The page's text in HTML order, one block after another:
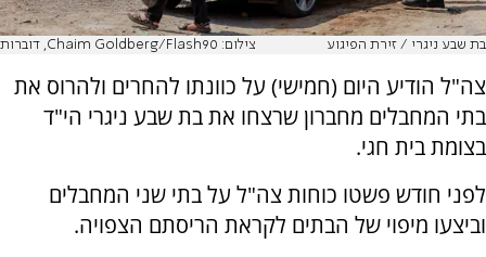
בת שבע ניגרי / זירת הפיגוע צילום: Chaim Goldberg/Flash90, דוברות
צה"ל הודיע היום (חמישי) על כוונתו להחרים ולהרוס את
בתי המחבלים מחברון שרצחו את בת שבע ניגרי הי"ד
בצומת בית חגי.
לפני חודש פשטו כוחות צה"ל על בתי שני המחבלים
וביצעו מיפוי של הבתים לקראת הריסתם הצפויה.